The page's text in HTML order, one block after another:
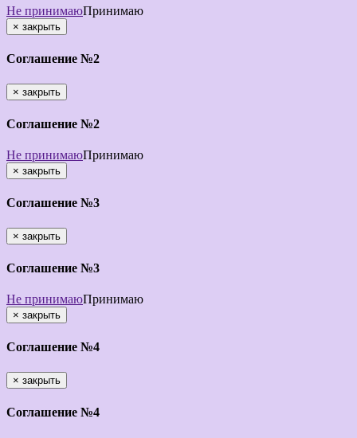
Не принимаюПринимаю
× закрыть
Соглашение №2
× закрыть
Соглашение №2
Не принимаюПринимаю
× закрыть
Соглашение №3
× закрыть
Соглашение №3
Не принимаюПринимаю
× закрыть
Соглашение №4
× закрыть
Соглашение №4